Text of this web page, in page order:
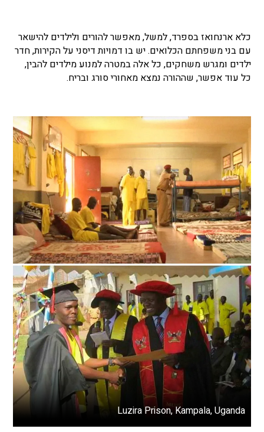
כלא ארנחואז בספרד, למשל, מאפשר להורים ולילדים להישאר
עם בני משפחתם הכלואים. יש בו דמויות דיסני על הקירות, חדר
ילדים ומגרש משחקים, כל אלה במטרה למנוע מילדים להבין,
כל עוד אפשר, שההורה נמצא מאחורי סורג ובריח.
Luzira Prison, Kampala, Uganda